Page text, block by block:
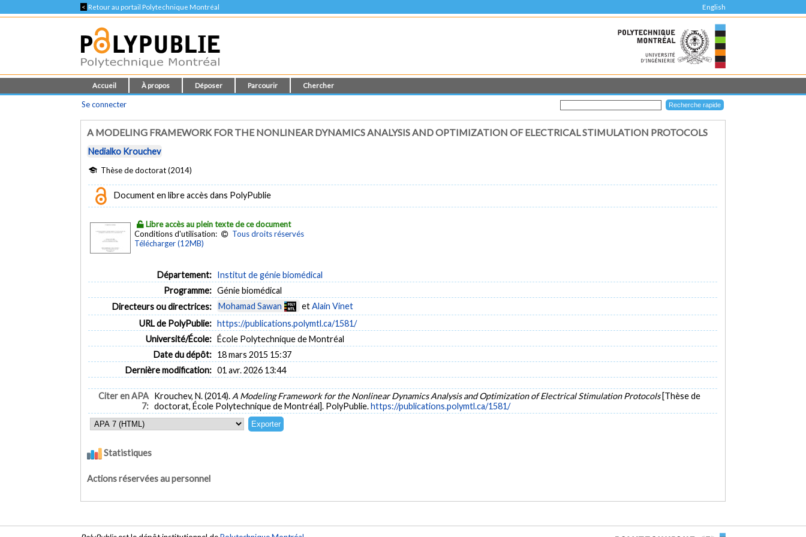
< Retour au portail Polytechnique Montréal English
Accueil À propos Déposer Parcourir Chercher
Se connecter
A MODELING FRAMEWORK FOR THE NONLINEAR DYNAMICS ANALYSIS AND OPTIMIZATION OF ELECTRICAL STIMULATION PROTOCOLS
Nedialko Krouchev
Thèse de doctorat (2014)
Document en libre accès dans PolyPublie
Libre accès au plein texte de ce document
Conditions d'utilisation:
Tous droits réservés
Télécharger (12MB)
Département: Institut de génie biomédical
Programme: Génie biomédical
Directeurs ou directrices:
Mohamad Sawan etAlain Vinet
URL de PolyPublie: https://publications.polymtl.ca/1581/
Université/École: École Polytechnique de Montréal
Date du dépôt: 18 mars 2015 15:37
Dernière modification: 01 avr. 2026 13:44
Citer en APA
7:
Krouchev, N. (2014). A Modeling Framework for the Nonlinear Dynamics Analysis and Optimization of Electrical Stimulation Protocols [Thèse de
doctorat, École Polytechnique de Montréal]. PolyPublie.https://publications.polymtl.ca/1581/
Statistiques
Actions réservées au personnel